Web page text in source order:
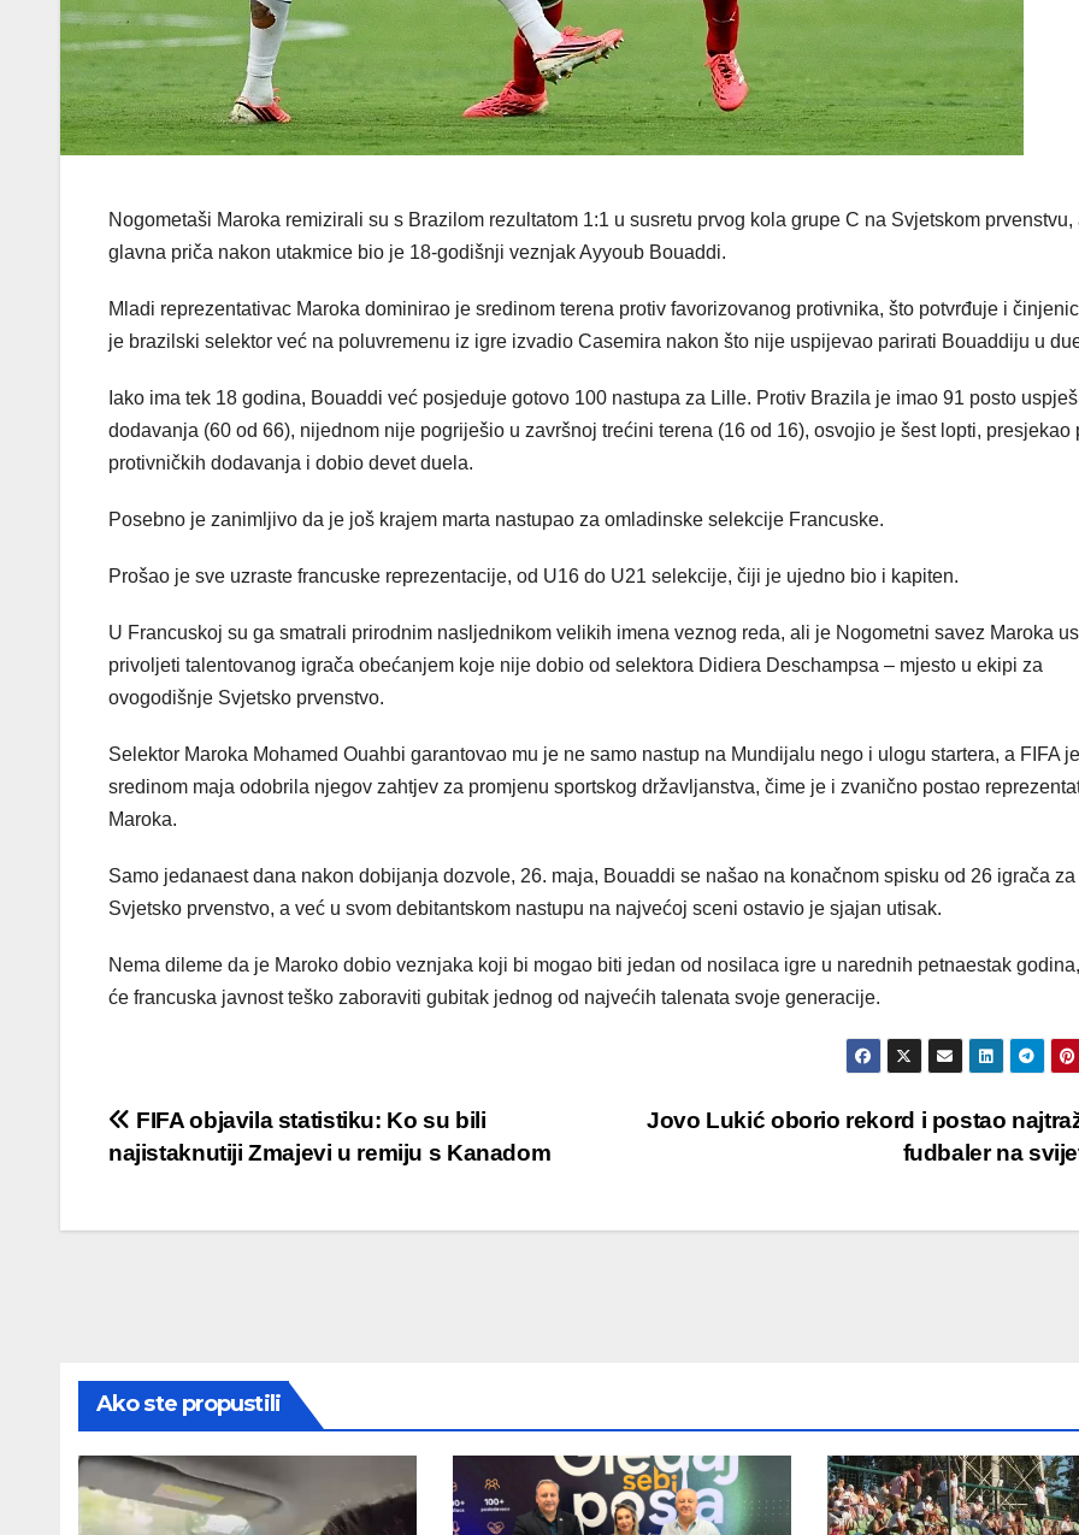
Nogometaši Maroka remizirali su s Brazilom rezultatom 1:1 u susretu prvog kola grupe C na Svjetskom prvenstvu,
glavna priča nakon utakmice bio je 18-godišnji veznjak Ayyoub Bouaddi.
Mladi reprezentativac Maroka dominirao je sredinom terena protiv favorizovanog protivnika, što potvrđuje i
je brazilski selektor već na poluvremenu iz igre izvadio Casemira nakon što nije uspijevao parirati Bouaddiju u
Iako ima tek 18 godina, Bouaddi već posjeduje gotovo 100 nastupa za Lille. Protiv Brazila je imao 91 posto
dodavanja (60 od 66), nijednom nije pogriješio u završnoj trećini terena (16 od 16), osvojio je šest lopti, presjekao
protivničkih dodavanja i dobio devet duela.
Posebno je zanimljivo da je još krajem marta nastupao za omladinske selekcije Francuske.
Prošao je sve uzraste francuske reprezentacije, od U16 do U21 selekcije, čiji je ujedno bio i kapiten.
U Francuskoj su ga smatrali prirodnim nasljednikom velikih imena veznog reda, ali je Nogometni savez Maroka
privoljeti talentovanog igrača obećanjem koje nije dobio od selektora Didiera Deschampsa – mjesto u ekipi za
ovogodišnje Svjetsko prvenstvo.
Selektor Maroka Mohamed Ouahbi garantovao mu je ne samo nastup na Mundijalu nego i ulogu startera, a FIFA je
sredinom maja odobrila njegov zahtjev za promjenu sportskog državljanstva, čime je i zvanično postao
Maroka.
Samo jedanaest dana nakon dobijanja dozvole, 26. maja, Bouaddi se našao na konačnom spisku od 26 igrača za
Svjetsko prvenstvo, a već u svom debitantskom nastupu na najvećoj sceni ostavio je sjajan utisak.
Nema dileme da je Maroko dobio veznjaka koji bi mogao biti jedan od nosilaca igre u narednih petnaestak
će francuska javnost teško zaboraviti gubitak jednog od najvećih talenata svoje generacije.
Post
navigation
Jovo Lukić oborio rekord i postao
fudbaler na
FIFA objavila statistiku: Ko su bili
najistaknutiji Zmajevi u remiju s Kanadom
Ako ste propustili